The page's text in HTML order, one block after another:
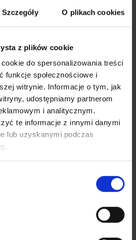
Szczegóły O plikach cookies
z plików cookie
do spersonalizowania treści
funkcje społecznościowe i
witrynie. Informacje o tym, jak
udostępniamy partnerom
i analitycznym.
te informacje z innymi danymi
lub uzyskanymi podczas
6
rozpoczniesz spłacanie rat
a po wpisie do księgi
rat.